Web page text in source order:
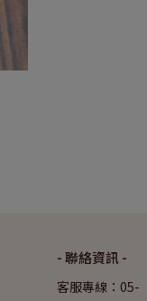
- 聯絡資訊 -
客服專線：05-